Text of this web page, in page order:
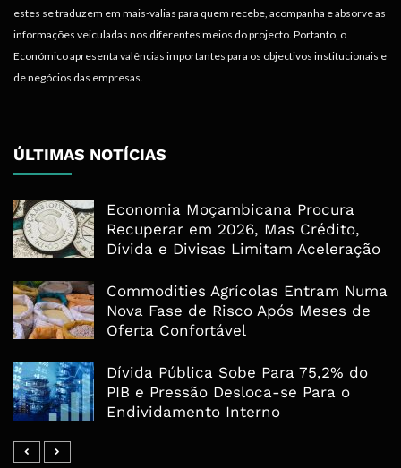
estes se traduzem em mais-valias para quem recebe, acompanha e absorve as
informações veiculadas nos diferentes meios do projecto. Portanto, o
Económico apresenta valências importantes para os objectivos institucionais e
de negócios das empresas.
ÚLTIMAS NOTÍCIAS
Economia Moçambicana Procura
Recuperar em 2026, Mas Crédito,
Dívida e Divisas Limitam Aceleração
Commodities Agrícolas Entram Numa
Nova Fase de Risco Após Meses de
Oferta Confortável
Dívida Pública Sobe Para 75,2% do
PIB e Pressão Desloca-se Para o
Endividamento Interno